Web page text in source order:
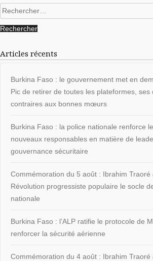
Rechercher :
Articles récents
Burkina Faso : le gouvernement met en
Pic de retirer de toutes les plateformes, ses
contraires aux bonnes mœurs
Burkina Faso : la police nationale renforce
nouveaux responsables en matière de
gouvernance sécuritaire
Commémoration du 5 août : Ibrahim Traoré
Révolution progressiste populaire le socle
nationale
Burkina Faso : l’ALP ratifie le protocole de
renforcer la sécurité aérienne
Commémoration du 4 août : Ibrahim Traoré